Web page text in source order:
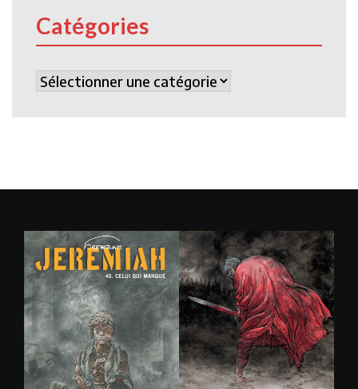
Catégories
Catégories